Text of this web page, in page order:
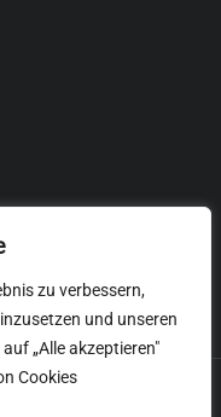
zu verbessern,
und unseren
„Alle akzeptieren"
Cookies